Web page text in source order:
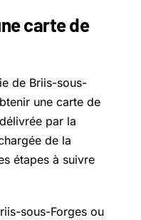
carte de
de Briis-sous-
une carte de
par la
de la
étapes à suivre
sous-Forges ou